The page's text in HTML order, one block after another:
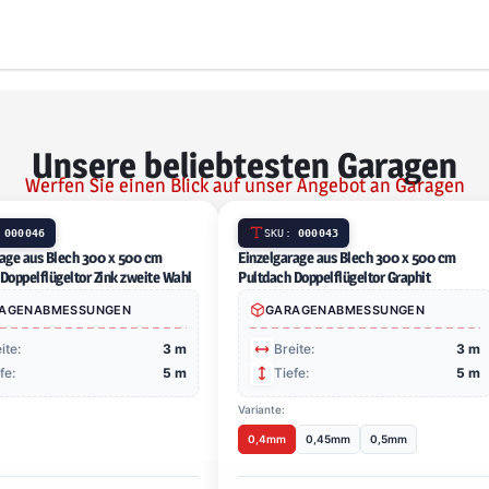
Unsere beliebtesten Garagen
Werfen Sie einen Blick auf unser Angebot an Garagen
Einzelgarage aus Blech 300 x 500 cm Pultdach
Doppelflügeltor Zink zweite Wahl
GARAGENABMESSUNGEN
710,00 € 1